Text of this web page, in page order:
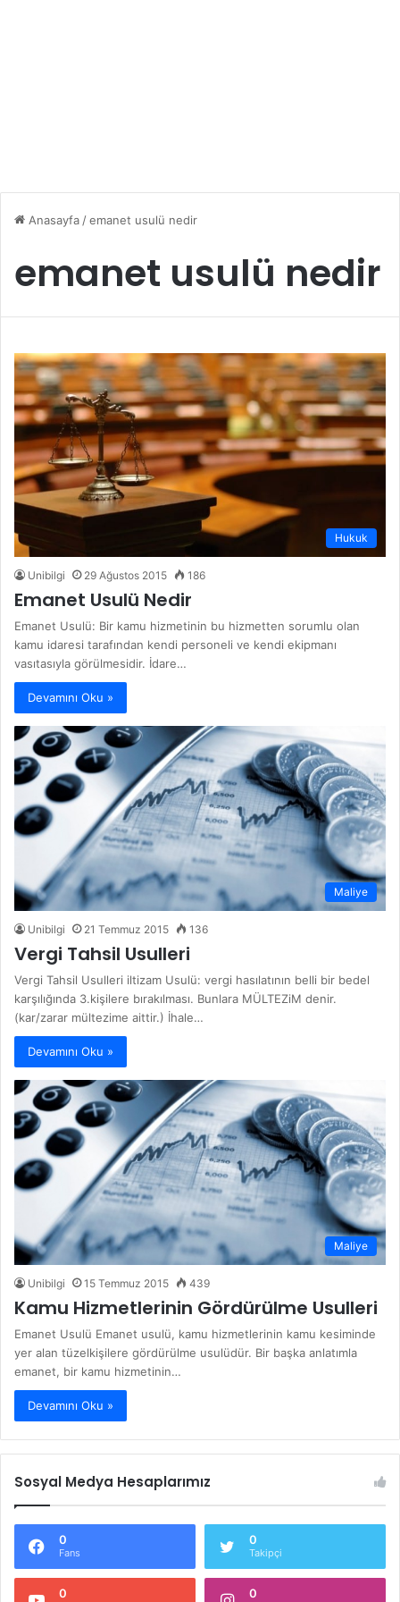
Anasayfa /emanet usulü nedir
emanet usulü nedir
Hukuk
Unibilgi 29 Ağustos 2015 186
Emanet Usulü Nedir
Emanet Usulü: Bir kamu hizmetinin bu hizmetten sorumlu olan
kamu idaresi tarafından kendi personeli ve kendi ekipmanı
vasıtasıyla görülmesidir. İdare…
Devamını Oku »
Maliye
Unibilgi 21 Temmuz 2015 136
Vergi Tahsil Usulleri
Vergi Tahsil Usulleri iltizam Usulü: vergi hasılatının belli bir bedel
karşılığında 3.kişilere bırakılması. Bunlara MÜLTEZiM denir.
(kar/zarar mültezime aittir.) İhale…
Devamını Oku »
Maliye
Unibilgi 15 Temmuz 2015 439
Kamu Hizmetlerinin Gördürülme Usulleri
Emanet Usulü Emanet usulü, kamu hizmetlerinin kamu kesiminde
yer alan tüzelkişilere gördürülme usulüdür. Bir başka anlatımla
emanet, bir kamu hizmetinin…
Devamını Oku »
Sosyal Medya Hesaplarımız
0
Fans
0
Takipçi
0 0